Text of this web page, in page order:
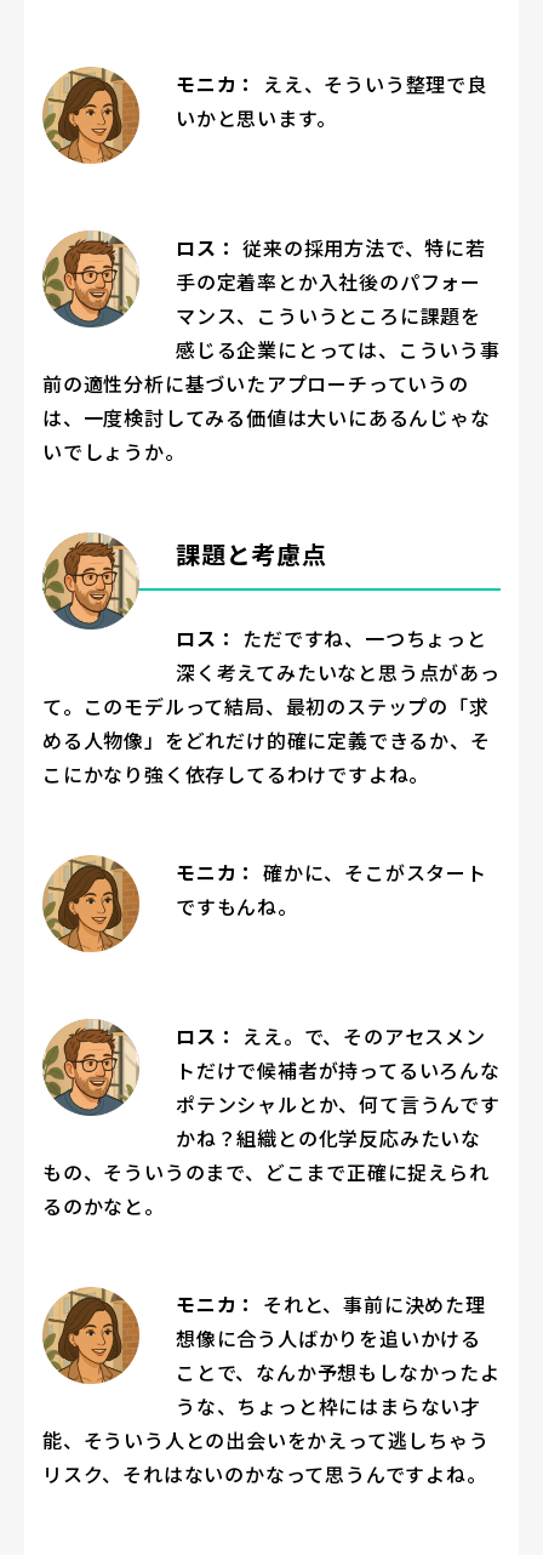
モニカ：
ええ、そういう整理で良
いかと思います。
ロス： 従来の採用方法で、特に若
手の定着率とか入社後のパフォー
マンス、こういうところに課題を
感じる企業にとっては、こういう事
前の適性分析に基づいたアプローチっていうの
は、一度検討してみる価値は大いにあるんじゃな
いでしょうか。
課題と考慮点
ロス： ただですね、一つちょっと
深く考えてみたいなと思う点があっ
て。このモデルって結局、最初のステップの「求
める人物像」をどれだけ的確に定義できるか、そ
こにかなり強く依存してるわけですよね。
モニカ： 確かに、そこがスタート
ですもんね。
ロス： ええ。で、そのアセスメン
トだけで候補者が持ってるいろんな
ポテンシャルとか、何て言うんです
かね？組織との化学反応みたいな
もの、そういうのまで、どこまで正確に捉えられ
るのかなと。
モニカ： それと、事前に決めた理
想像に合う人ばかりを追いかける
ことで、なんか予想もしなかったよ
うな、ちょっと枠にはまらない才
能、そういう人との出会いをかえって逃しちゃう
リスク、それはないのかなって思うんですよね。